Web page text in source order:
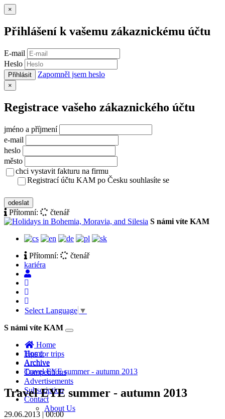
×
Přihlášení k vašemu zákaznickému účtu
E-mail
Heslo
Přihlásit Zapomněl jsem heslo
×
Registrace vašeho zákaznického účtu
jméno a příjmení
e-mail
heslo
město
chci vystavit fakturu na firmu
Registrací účtu KAM po Česku souhlasíte se
odeslat
Přítomní:
čtenář
S námi víte KAM
Přítomní:
čtenář
kariéra
Select Language ▼
S námi víte KAM
Toggle
Home
Tips for trips
Archive
Competitions
Advertisements
Subscription
Contact
About Us
Home
Archive
Travel EYE summer - autumn 2013
Travel EYE summer - autumn 2013
29.06.2013 | 00:00